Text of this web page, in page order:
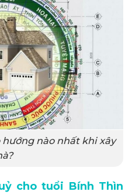
nào nhất khi xây
cho tuổi Bính Thìn